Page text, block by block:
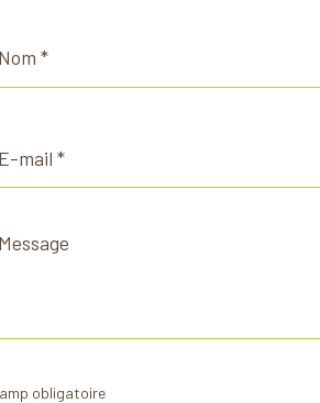
*
mail
*
Message
*
obligatoire